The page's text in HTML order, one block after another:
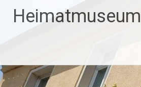
Inhalt